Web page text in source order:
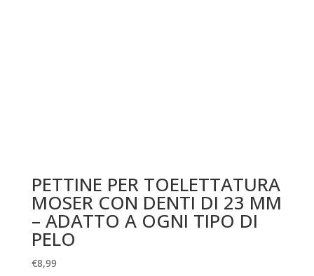
PETTINE PER TOELETTATURA
MOSER CON DENTI DI 23 MM
– ADATTO A OGNI TIPO DI
PELO
€8,99